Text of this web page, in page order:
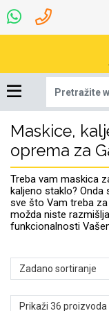
Maskice,
oprema za
Treba vam maskica
kaljeno staklo? Onda
sve što Vam treba
možda niste
funkcionalnosti
Dinamo maskice za
mobitel
Robotski usisavači
Najprodavanije -
TOP 100
Ljetna kolekcija
Univerzalna oprema
za tablet
7.0 - 8.0 inča
Apple
Igračke i ostalo
Selfie Stick
Punjači
Mikrofoni
Pametni Satovi
Oprema za Smart
Watch
Auto Kamere
Podloga za miš
mikrofoni
Ruksaci i torbice